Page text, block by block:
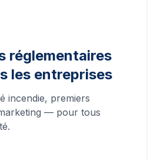
réglementaires
les entreprises
incendie, premiers
— pour tous